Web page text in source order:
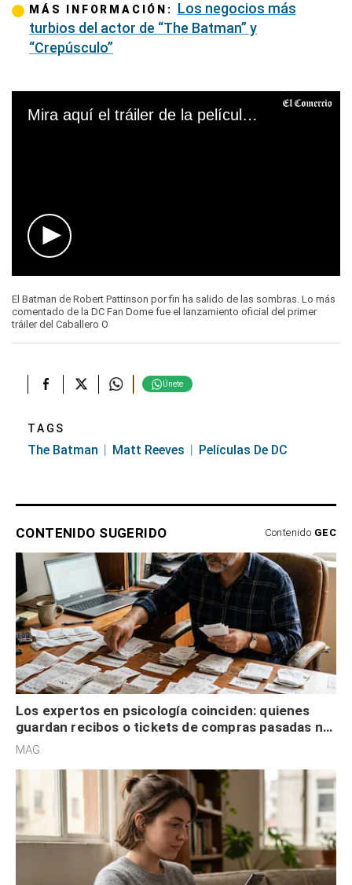
MÁS INFORMACIÓN: Los negocios más
turbios del actor de “The Batman” y
“Crepúsculo”
Mira aquí el tráiler de la película “The Batman”
seconds
of
2
minutes,
23
El Batman de Robert Pattinson por fin ha salido de las sombras. Lo más
comentado de la DC Fan Dome fue el lanzamiento oficial del primer
tráiler del Caballero O
Únete
TAGS
The Batman Matt Reeves Películas De DC
CONTENIDO SUGERIDO Contenido GEC
Los expertos en psicología coinciden: quienes
guardan recibos o tickets de compras pasadas no
son acumuladores, sino que tienen necesidad de
MAG.